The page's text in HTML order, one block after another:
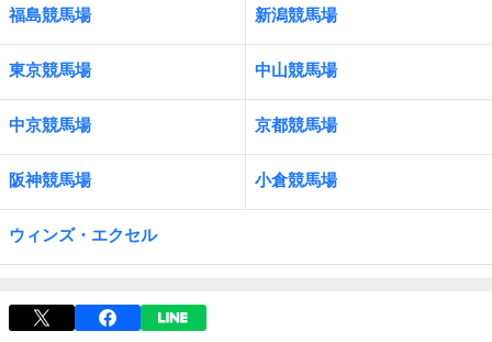
福島競馬場 新潟競馬場
東京競馬場 中山競馬場
中京競馬場 京都競馬場
阪神競馬場 小倉競馬場
ウィンズ・エクセル